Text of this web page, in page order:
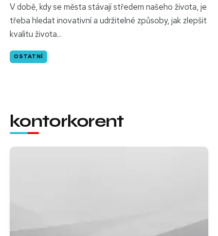
V době, kdy se města stávají středem našeho života, je
třeba hledat inovativní a udržitelné způsoby, jak zlepšit
kvalitu života...
OSTATNÍ
kontorkorent